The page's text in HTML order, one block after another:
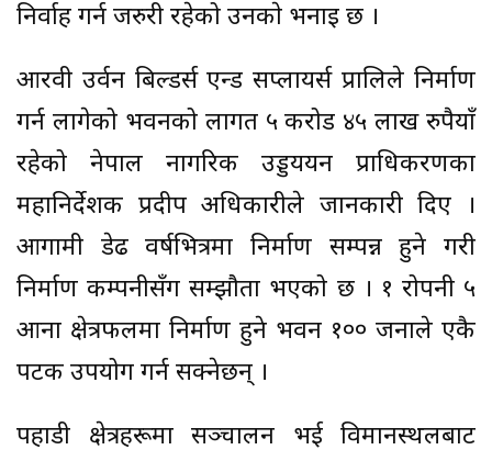
निर्वाह गर्न जरुरी रहेको उनकाे भनाइ छ ।
आरवी उर्वन बिल्डर्स एन्ड सप्लायर्स प्रालिले निर्माण
गर्न लागेको भवनको लागत ५ करोड ४५ लाख रुपैयाँ
रहेको नेपाल नागरिक उड्डययन प्राधिकरणका
महानिर्देशक प्रदीप अधिकारीले जानकारी दिए ।
आगामी डेढ वर्षभित्रमा निर्माण सम्पन्न हुने गरी
निर्माण कम्पनीसँग सम्झौता भएको छ । १ रोपनी ५
आना क्षेत्रफलमा निर्माण हुने भवन १०० जनाले एकै
पटक उपयोग गर्न सक्नेछन् ।
पहाडी क्षेत्रहरूमा सञ्चालन भई विमानस्थलबाट